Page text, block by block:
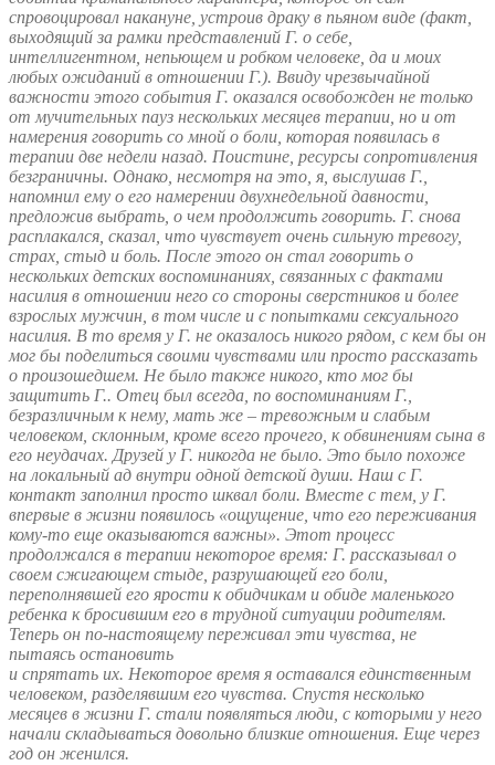
спровоцировал накануне, устроив драку в пьяном виде (факт,
выходящий за рамки представлений Г. о себе,
интеллигентном, непьющем и робком человеке, да и моих
любых ожиданий в отношении Г.). Ввиду чрезвычайной
важности этого события Г. оказался освобожден не только
от мучительных пауз нескольких месяцев терапии, но и от
намерения говорить со мной о боли, которая появилась в
терапии две недели назад. Поистине, ресурсы сопротивления
безграничны. Однако, несмотря на это, я, выслушав Г.,
напомнил ему о его намерении двухнедельной давности,
предложив выбрать, о чем продолжить говорить. Г. снова
расплакался, сказал, что чувствует очень сильную тревогу,
страх, стыд и боль. После этого он стал говорить о
нескольких детских воспоминаниях, связанных с фактами
насилия в отношении него со стороны сверстников и более
взрослых мужчин, в том числе и с попытками сексуального
насилия. В то время у Г. не оказалось никого рядом, с кем бы он
мог бы поделиться своими чувствами или просто рассказать
о произошедшем. Не было также никого, кто мог бы
защитить Г.. Отец был всегда, по воспоминаниям Г.,
безразличным к нему, мать же – тревожным и слабым
человеком, склонным, кроме всего прочего, к обвинениям сына в
его неудачах. Друзей у Г. никогда не было. Это было похоже
на локальный ад внутри одной детской души. Наш с Г.
контакт заполнил просто шквал боли. Вместе с тем, у Г.
впервые в жизни появилось «ощущение, что его переживания
кому-то еще оказываются важны». Этот процесс
продолжался в терапии некоторое время: Г. рассказывал о
своем сжигающем стыде, разрушающей его боли,
переполнявшей его ярости к обидчикам и обиде маленького
ребенка к бросившим его в трудной ситуации родителям.
Теперь он по-настоящему переживал эти чувства, не
пытаясь остановить
и спрятать их. Некоторое время я оставался единственным
человеком, разделявшим его чувства. Спустя несколько
месяцев в жизни Г. стали появляться люди, с которыми у него
начали складываться довольно близкие отношения. Еще через
год он женился.